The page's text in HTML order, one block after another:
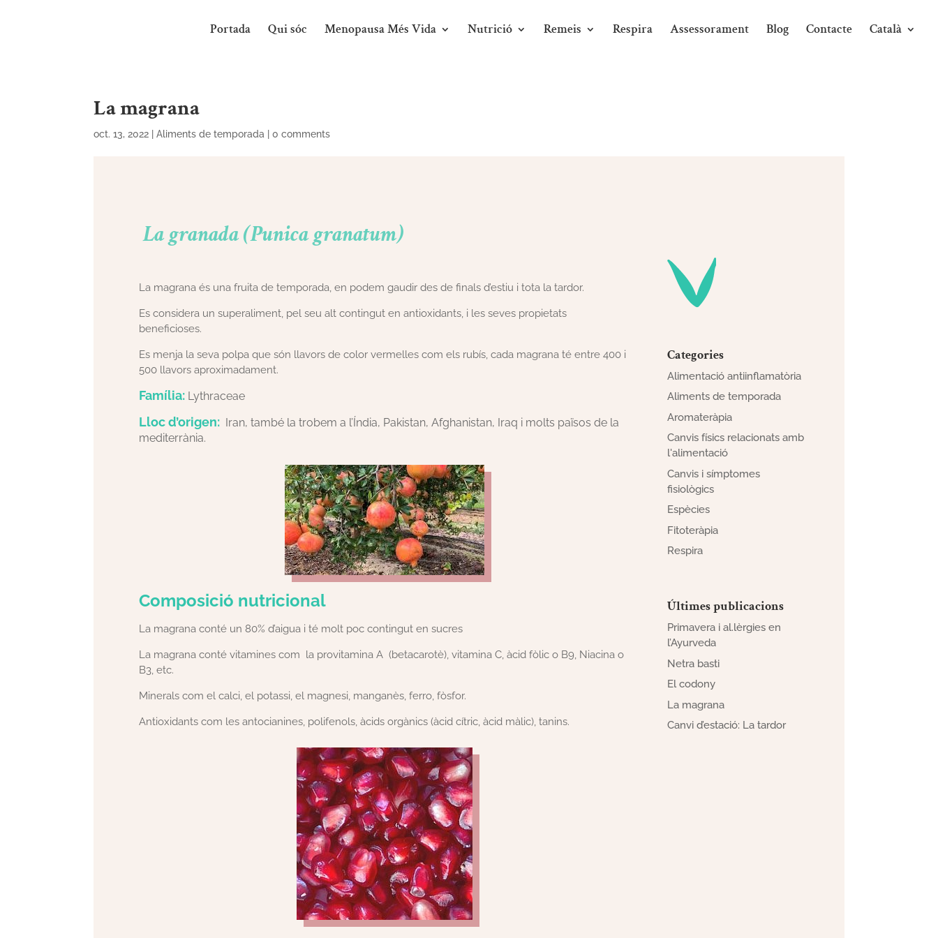
Portada Qui sóc Menopausa Més Vida Nutrició Remeis Respira Assessorament Blog Contacte Català
La magrana
oct. 13, 2022 |Aliments de temporada |0 comments
La granada (Punica granatum)
La magrana és una fruita de temporada, en podem gaudir des de finals d’estiu i tota la tardor.
Es considera un superaliment, pel seu alt contingut en antioxidants, i les seves propietats
beneficioses.
Es menja la seva polpa que són llavors de color vermelles com els rubís, cada magrana té entre 400 i
500 llavors aproximadament.
Família: Lythraceae
Lloc d’origen:
Iran, també la trobem a l’Índia, Pakistan, Afghanistan, Iraq i molts països de la
mediterrània.
Composició nutricional
La magrana conté un 80% d’aigua i té molt poc contingut en sucres
La magrana conté vitamines com la provitamina A (betacarotè), vitamina C, àcid fòlic o B9, Niacina o
B3, etc.
Minerals com el calci, el potassi, el magnesi, manganès, ferro, fòsfor.
Antioxidants com les antocianines, polifenols, àcids orgànics (àcid cítric, àcid màlic), tanins.
Categories
Alimentació antiinflamatòria
Aliments de temporada
Aromateràpia
Canvis físics relacionats amb
l'alimentació
Canvis i símptomes
fisiològics
Espècies
Fitoteràpia
Respira
Últimes publicacions
Primavera i al.lèrgies en
l’Ayurveda
Netra basti
El codony
La magrana
Canvi d’estació: La tardor